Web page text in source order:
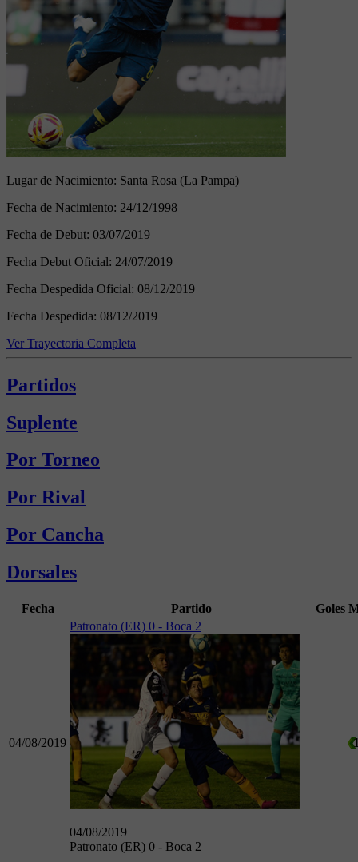
Lugar de Nacimiento: Santa Rosa (La Pampa)
Fecha de Nacimiento: 24/12/1998
Fecha de Debut: 03/07/2019
Fecha Debut Oficial: 24/07/2019
Fecha Despedida Oficial: 08/12/2019
Fecha Despedida: 08/12/2019
Ver Trayectoria Completa
Partidos
Suplente
Por Torneo
Por Rival
Por Cancha
Dorsales
Fecha Partido Goles
04/08/2019
Patronato (ER) 0 - Boca 2
04/08/2019
Patronato (ER) 0 - Boca 2